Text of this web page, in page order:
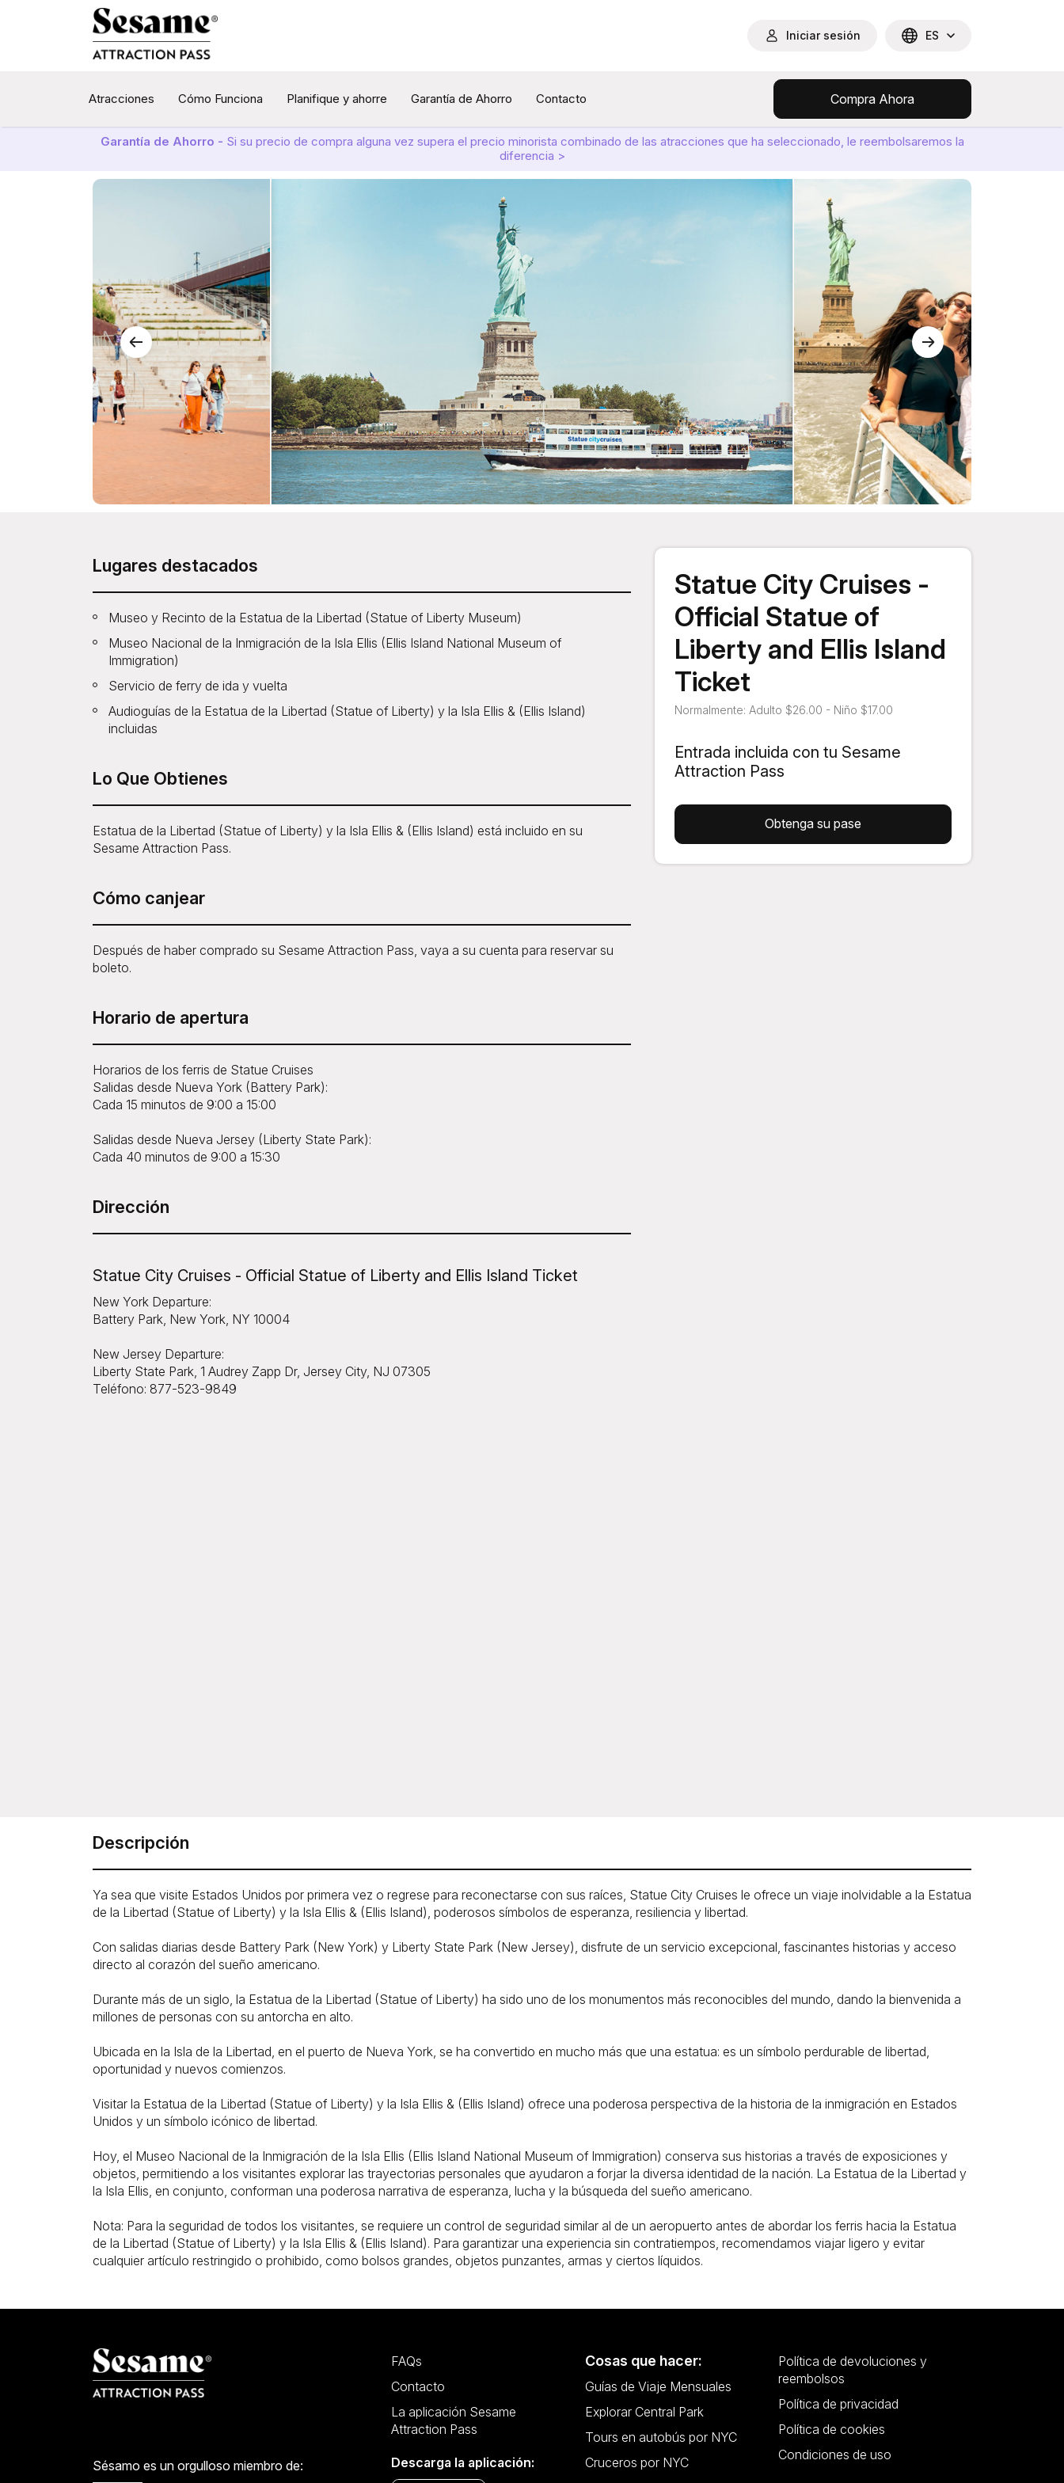
Iniciar sesión ES
Atracciones Cómo Funciona Planifique y ahorre Garantía de Ahorro Contacto Compra Ahora
Garantía de Ahorro - Si su precio de compra alguna vez supera el precio minorista combinado de las atracciones que ha seleccionado, le reembolsaremos la
diferencia >
Statue City Cruises -
Official Statue of
Liberty and Ellis Island
Ticket
Normalmente: Adulto $26.00 - Niño $17.00
Entrada incluida con tu Sesame
Attraction Pass
Obtenga su pase
Lugares destacados
Museo y Recinto de la Estatua de la Libertad (Statue of Liberty Museum)
Museo Nacional de la Inmigración de la Isla Ellis (Ellis Island National Museum of
Immigration)
Servicio de ferry de ida y vuelta
Audioguías de la Estatua de la Libertad (Statue of Liberty) y la Isla Ellis & (Ellis Island)
incluidas
Lo Que Obtienes
Estatua de la Libertad (Statue of Liberty) y la Isla Ellis & (Ellis Island) está incluido en su
Sesame Attraction Pass.
Cómo canjear
Después de haber comprado su Sesame Attraction Pass, vaya a su cuenta para reservar su
boleto.
Horario de apertura
Horarios de los ferris de Statue Cruises
Salidas desde Nueva York (Battery Park):
Cada 15 minutos de 9:00 a 15:00
Salidas desde Nueva Jersey (Liberty State Park):
Cada 40 minutos de 9:00 a 15:30
Dirección
Statue City Cruises - Official Statue of Liberty and Ellis Island Ticket
New York Departure:
Battery Park, New York, NY 10004
New Jersey Departure:
Liberty State Park, 1 Audrey Zapp Dr, Jersey City, NJ 07305
Teléfono: 877-523-9849
Descripción
Ya sea que visite Estados Unidos por primera vez o regrese para reconectarse con sus raíces, Statue City Cruises le ofrece un viaje inolvidable a la Estatua
de la Libertad (Statue of Liberty) y la Isla Ellis & (Ellis Island), poderosos símbolos de esperanza, resiliencia y libertad.
Con salidas diarias desde Battery Park (New York) y Liberty State Park (New Jersey), disfrute de un servicio excepcional, fascinantes historias y acceso
directo al corazón del sueño americano.
Durante más de un siglo, la Estatua de la Libertad (Statue of Liberty) ha sido uno de los monumentos más reconocibles del mundo, dando la bienvenida a
millones de personas con su antorcha en alto.
Ubicada en la Isla de la Libertad, en el puerto de Nueva York, se ha convertido en mucho más que una estatua: es un símbolo perdurable de libertad,
oportunidad y nuevos comienzos.
Visitar la Estatua de la Libertad (Statue of Liberty) y la Isla Ellis & (Ellis Island) ofrece una poderosa perspectiva de la historia de la inmigración en Estados
Unidos y un símbolo icónico de libertad.
Hoy, el Museo Nacional de la Inmigración de la Isla Ellis (Ellis Island National Museum of Immigration) conserva sus historias a través de exposiciones y
objetos, permitiendo a los visitantes explorar las trayectorias personales que ayudaron a forjar la diversa identidad de la nación. La Estatua de la Libertad y
la Isla Ellis, en conjunto, conforman una poderosa narrativa de esperanza, lucha y la búsqueda del sueño americano.
Nota: Para la seguridad de todos los visitantes, se requiere un control de seguridad similar al de un aeropuerto antes de abordar los ferris hacia la Estatua
de la Libertad (Statue of Liberty) y la Isla Ellis & (Ellis Island). Para garantizar una experiencia sin contratiempos, recomendamos viajar ligero y evitar
cualquier artículo restringido o prohibido, como bolsos grandes, objetos punzantes, armas y ciertos líquidos.
Sésamo es un orgulloso miembro de:
FAQs
Contacto
La aplicación Sesame
Attraction Pass
Descarga la aplicación:
Cosas que hacer:
Guías de Viaje Mensuales
Explorar Central Park
Tours en autobús por NYC
Cruceros por NYC
Política de devoluciones y
reembolsos
Política de privacidad
Política de cookies
Condiciones de uso